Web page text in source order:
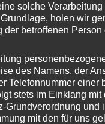
folgen wir weitgehend
Bratislava die Grenze zu
in der Donau auf einer Art
wir eine der wenigen Brücken
gelangen.
wir so gut es geht dem Lauf
von Budapest ab und
Tagesziel, dem Hotel
in sattes Grün und
auf einer Halbinsel
solche Verarbeitung
holen wir
der betroffenen Person
des Namens, der
Telefonnummer einer
stets im Einklang mit
Grundverordnung und
mit den für uns